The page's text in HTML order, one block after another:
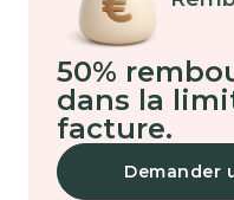
50%
dans la
facture.
Demander